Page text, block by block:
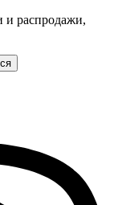
и распродажи,